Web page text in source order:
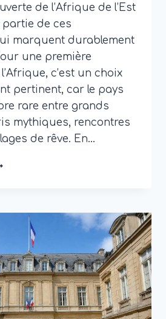
de l’Afrique de l’Est
partie de ces
marquent durablement
une première
c’est un choix
pertinent, car le pays
rare entre grands
mythiques, rencontres
de rêve. En…